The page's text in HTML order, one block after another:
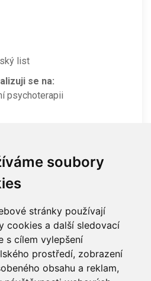
soubory
stránky používají
cookies a další sledovací
s cílem vylepšení
prostředí, zobrazení
obsahu a reklam,
list
se na:
psychoterapii